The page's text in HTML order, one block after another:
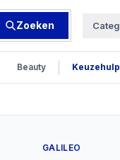
Zoeken
Beauty Keuzehulp
GALILEO